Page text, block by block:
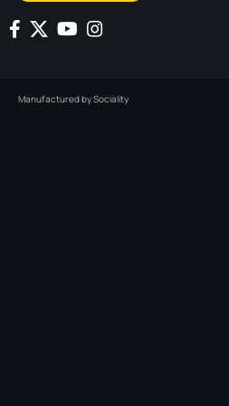
Manufactured bySociality